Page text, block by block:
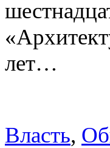
лет…
Власть,